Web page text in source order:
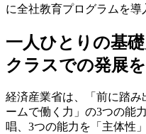
に全社教育プログラムを導
一人ひとりの基
クラスでの発展
経済産業省は、「前に踏
ームで働く力」の3つの能
唱、3つの能力を「主体性